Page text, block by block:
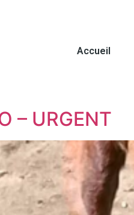
Accueil
– URGENT